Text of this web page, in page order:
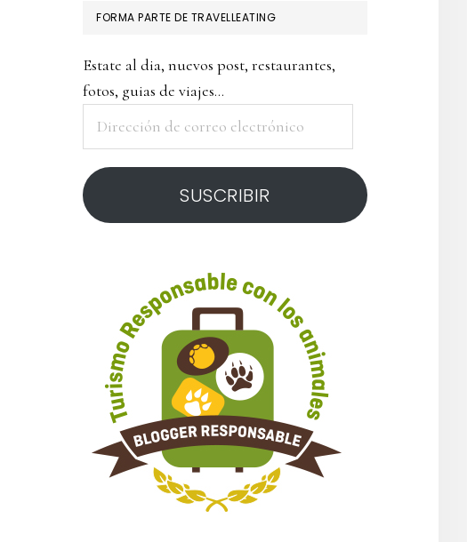
FORMA PARTE DE TRAVELLEATING
Estate al dia, nuevos post, restaurantes,
fotos, guias de viajes...
correo
electrónico
SUSCRIBIR